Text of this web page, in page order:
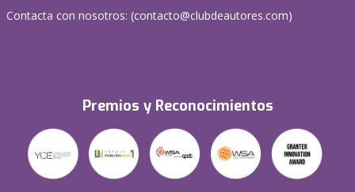
Contacta con nosotros: (contacto@clubdeautores.com)
Premios y Reconocimientos